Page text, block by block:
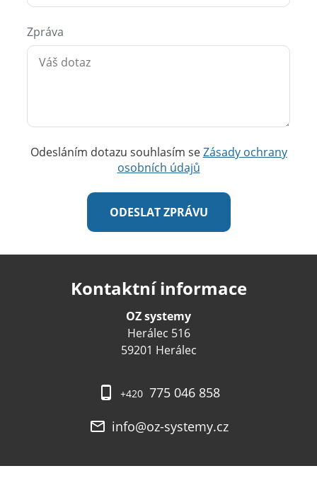
Zpráva
Odesláním dotazu souhlasím seZásady ochrany
osobních údajů
Kontaktní informace
OZ systemy
Herálec 516
59201 Herálec
+420 775 046 858
info@oz-systemy.cz